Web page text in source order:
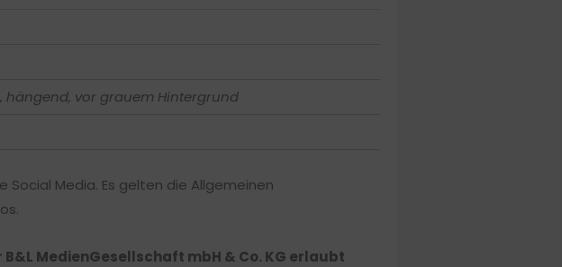
hängend, vor grauem Hintergrund
Social Media. Es gelten die Allgemeinen
MedienGesellschaft mbH & Co. KG erlaubt